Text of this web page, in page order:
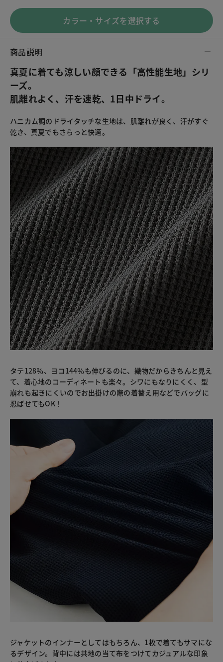
カラー・サイズを選択する
商品説明
真夏に着ても涼しい顔できる「高性能生地」シリ
ーズ。
肌離れよく、汗を速乾、1日中ドライ。
ハニカム調のドライタッチな生地は、肌離れが良く、汗がすぐ
乾き、真夏でもさらっと快適。
タテ128％、ヨコ144％も伸びるのに、織物だからきちんと見え
て、着心地のコーディネートも楽々。シワにもなりにくく、型
崩れも起きにくいのでお出掛けの際の着替え用などでバッグに
忍ばせてもOK！
ジャケットのインナーとしてはもちろん、1枚で着てもサマにな
るデザイン。背中には共地の当て布をつけてカジュアルな印象